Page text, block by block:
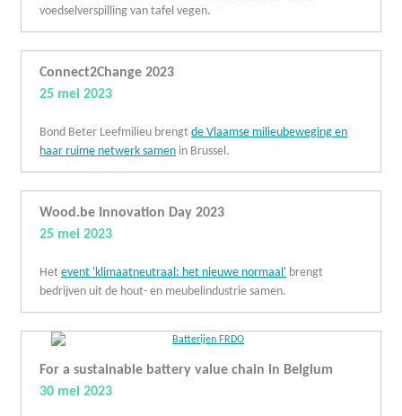
voedselverspilling van tafel vegen.
Connect2Change 2023
25 mei 2023
Bond Beter Leefmilieu brengt de Vlaamse milieubeweging en
haar ruime netwerk samen in Brussel.
Wood.be Innovation Day 2023
25 mei 2023
Het event 'klimaatneutraal: het nieuwe normaal' brengt
bedrijven uit de hout- en meubelindustrie samen.
For a sustainable battery value chain in Belgium
30 mei 2023